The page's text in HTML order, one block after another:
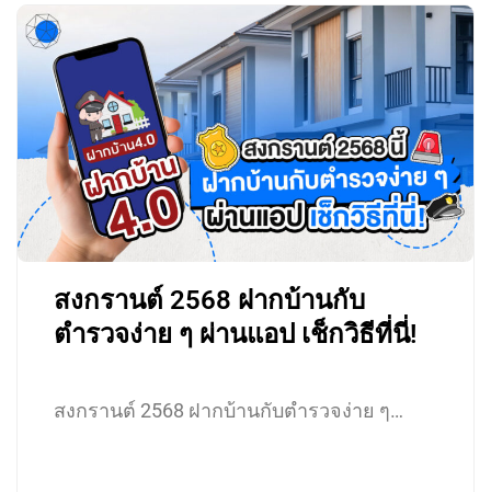
สงกรานต์ 2568 ฝากบ้านกับ
ตำรวจง่าย ๆ ผ่านแอป เช็กวิธีที่นี่!
สงกรานต์ 2568 ฝากบ้านกับตำรวจง่าย ๆ…